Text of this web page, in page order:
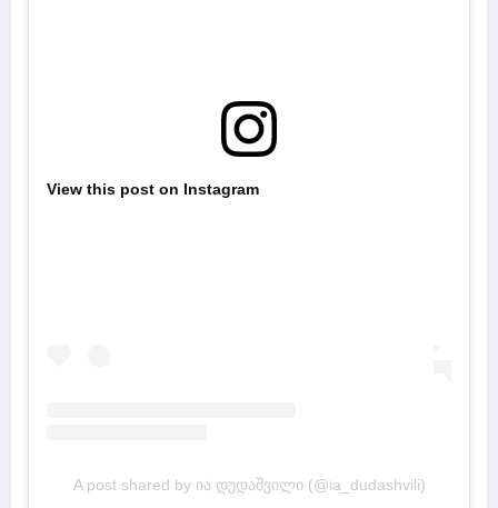
View this post on Instagram
A post shared by ია დუდაშვილი (@ia_dudashvili)